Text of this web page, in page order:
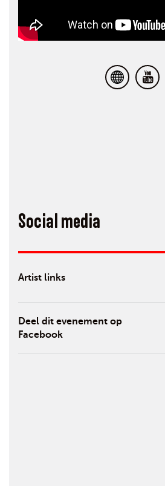
Social media
Artist links
Deel dit evenement op
Facebook